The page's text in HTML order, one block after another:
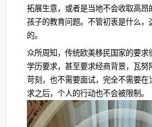
拓展生意，或者是当地不会收取高昂
孩子的教育问题。不管初衷是什么，
的。
众所周知，传统欧美移民国家的要求
学历要求，甚至要求经商背景，瓦努
苛刻，也不需要面试，完全不需要在
求之后，个人的行动也不会被限制。